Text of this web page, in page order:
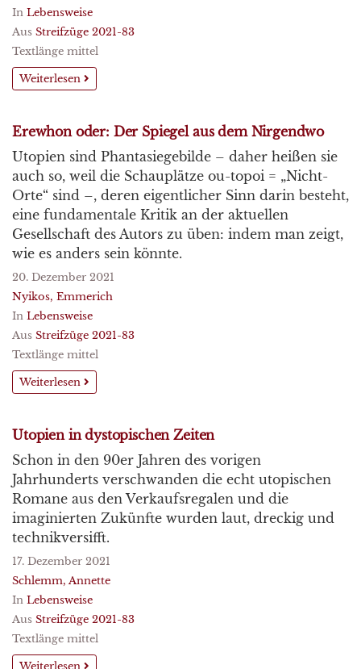
In Lebensweise
Aus Streifzüge 2021-83
Textlänge mittel
Weiterlesen
Erewhon oder: Der Spiegel aus dem Nirgendwo
Utopien sind Phantasiegebilde – daher heißen sie
auch so, weil die Schauplätze ou-topoi = „Nicht-
Orte“ sind –, deren eigentlicher Sinn darin besteht,
eine fundamentale Kritik an der aktuellen
Gesellschaft des Autors zu üben: indem man zeigt,
wie es anders sein könnte.
20. Dezember 2021
Nyikos, Emmerich
In Lebensweise
Aus Streifzüge 2021-83
Textlänge mittel
Weiterlesen
Utopien in dystopischen Zeiten
Schon in den 90er Jahren des vorigen
Jahrhunderts verschwanden die echt utopischen
Romane aus den Verkaufsregalen und die
imaginierten Zukünfte wurden laut, dreckig und
technikversifft.
17. Dezember 2021
Schlemm, Annette
In Lebensweise
Aus Streifzüge 2021-83
Textlänge mittel
Weiterlesen